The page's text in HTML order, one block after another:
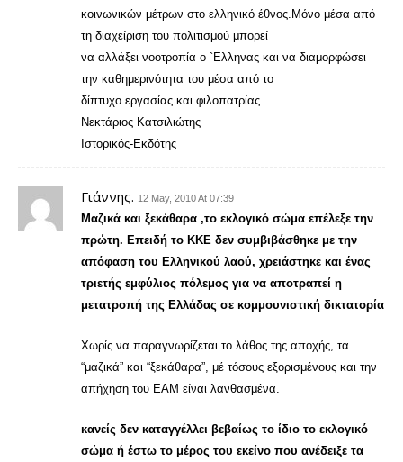
κοινωνικών μέτρων στο ελληνικό έθνος.Μόνο μέσα από
τη διαχείριση του πολιτισμού μπορεί
να αλλάξει νοοτροπία ο `Ελληνας και να διαμορφώσει
την καθημερινότητα του μέσα από το
δίπτυχο εργασίας και φιλοπατρίας.
Νεκτάριος Κατσιλιώτης
Ιστορικός-Εκδότης
Γιάννης. 12 May, 2010 At 07:39
Μαζικά και ξεκάθαρα ,το εκλογικό σώμα επέλεξε την
πρώτη. Επειδή το ΚΚΕ δεν συμβιβάσθηκε με την
απόφαση του Ελληνικού λαού, χρειάστηκε και ένας
τριετής εμφύλιος πόλεμος για να αποτραπεί η
μετατροπή της Ελλάδας σε κομμουνιστική δικτατορία
Χωρίς να παραγνωρίζεται το λάθος της αποχής, τα
“μαζικά” και “ξεκάθαρα”, μέ τόσους εξορισμένους και την
απήχηση του ΕΑΜ είναι λανθασμένα.
κανείς δεν καταγγέλλει βεβαίως το ίδιο το εκλογικό
σώμα ή έστω το μέρος του εκείνο που ανέδειξε τα